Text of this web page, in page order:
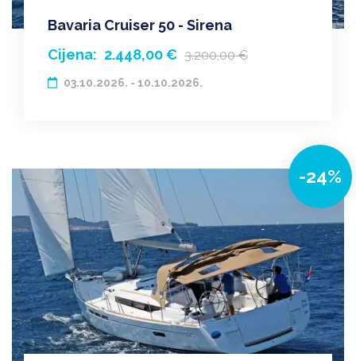
Bavaria Cruiser 50 - Sirena
Cijena: 2.448,00 € 3.200,00 €
03.10.2026. - 10.10.2026.
-24%